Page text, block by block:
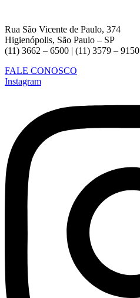
Rua São Vicente de Paulo, 374
Higienópolis, São Paulo – SP
(11) 3662 – 6500 | (11) 3579 – 9150
FALE CONOSCO
Instagram